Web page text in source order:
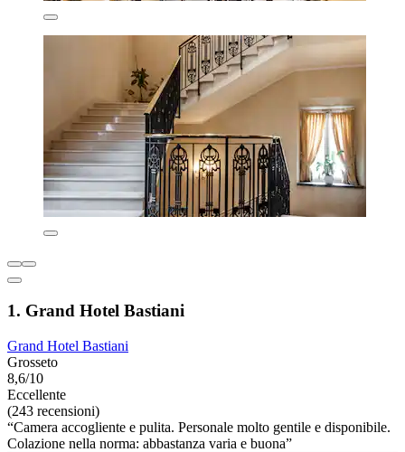
1. Grand Hotel Bastiani
Grand Hotel Bastiani
Grosseto
8,6/10
Eccellente
(243 recensioni)
“Camera accogliente e pulita. Personale molto gentile e disponibile.
Colazione nella norma: abbastanza varia e buona”